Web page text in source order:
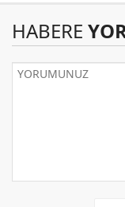
HABERE